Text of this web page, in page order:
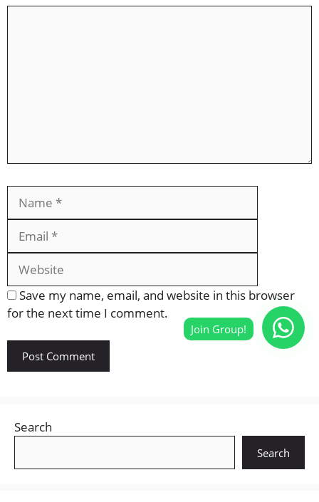
Save my name, email, and website in this browser
for the next time I comment.
Search
Search